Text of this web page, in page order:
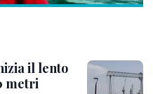
il lento
metri